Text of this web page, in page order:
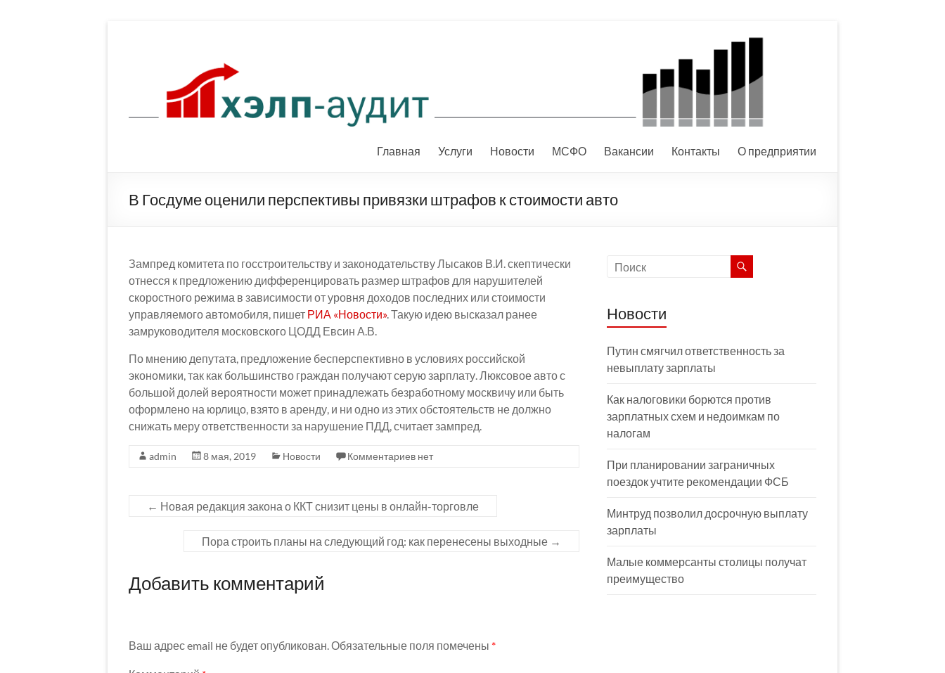
Главная Услуги Новости МСФО Вакансии Контакты О предприятии
В Госдуме оценили перспективы привязки штрафов к стоимости авто
Зампред комитета по госстроительству и законодательству Лысаков В.И. скептически
отнесся к предложению дифференцировать размер штрафов для нарушителей
скоростного режима в зависимости от уровня доходов последних или стоимости
управляемого автомобиля, пишет РИА «Новости». Такую идею высказал ранее
замруководителя московского ЦОДД Евсин А.В.
По мнению депутата, предложение бесперспективно в условиях российской
экономики, так как большинство граждан получают серую зарплату. Люксовое авто с
большой долей вероятности может принадлежать безработному москвичу или быть
оформлено на юрлицо, взято в аренду, и ни одно из этих обстоятельств не должно
снижать меру ответственности за нарушение ПДД, считает зампред.
admin 8 мая, 2019 Новости Комментариев нет
← Новая редакция закона о ККТ снизит цены в онлайн-торговле
Пора строить планы на следующий год: как перенесены выходные →
Добавить комментарий
Ваш адрес email не будет опубликован. Обязательные поля помечены *
Новости
Путин смягчил ответственность за
невыплату зарплаты
Как налоговики борются против
зарплатных схем и недоимкам по
налогам
При планировании заграничных
поездок учтите рекомендации ФСБ
Минтруд позволил досрочную выплату
зарплаты
Малые коммерсанты столицы получат
преимущество